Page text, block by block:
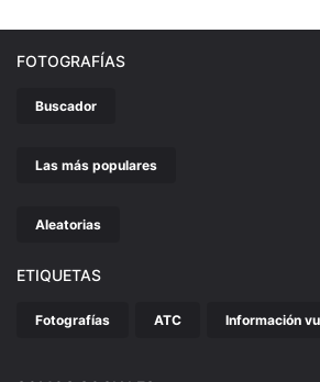
FOTOGRAFÍAS
Buscador
Las más populares
Aleatorias
ETIQUETAS
Fotografías ATC Información